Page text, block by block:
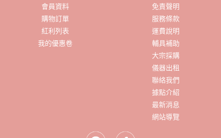
會員資料
購物訂單
紅利列表
我的優惠卷
免責聲明
服務條款
運費說明
輔具補助
大宗採購
儀器出租
聯絡我們
據點介紹
最新消息
網站導覽